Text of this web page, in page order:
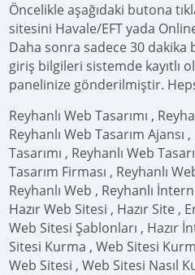
Öncelikle aşağıdaki butona
sitesini Havale/EFT yada
Daha sonra sadece 30 dakika
giriş bilgileri sistemde kayıtlı
panelinize gönderilmiştir.
Reyhanlı Web Tasarımı ,
Reyhanlı Web Tasarım Ajansı
Tasarımı , Reyhanlı Web
Tasarım Firması , Reyhanlı
Reyhanlı Web , Reyhanlı
Hazır Web Sitesi , Hazır Site ,
Web Sitesi Şablonları , Hazır
Sitesi Kurma , Web Sitesi
Web Sitesi , Web Sitesi Nasıl